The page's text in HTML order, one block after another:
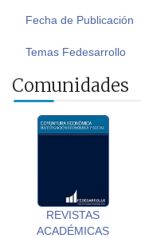
Fecha de Publicación
Temas Fedesarrollo
Comunidades
REVISTAS
ACADÉMICAS